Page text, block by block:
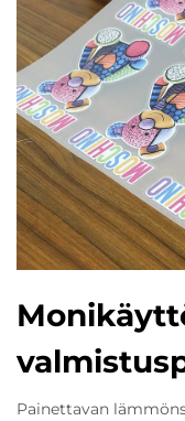
Painettavan